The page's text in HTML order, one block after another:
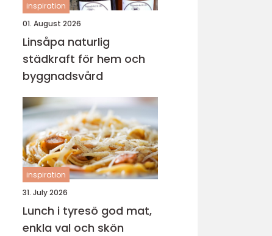
inspiration
01. August 2026
Linsåpa naturlig
städkraft för hem och
byggnadsvård
inspiration
31. July 2026
Lunch i tyresö god mat,
enkla val och skön